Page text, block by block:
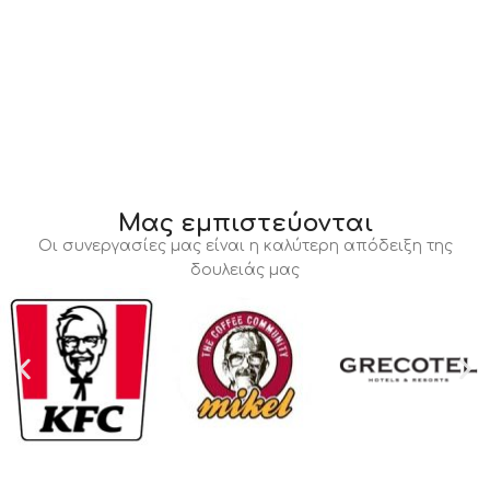
Μας εμπιστεύονται
Οι συνεργασίες μας είναι η καλύτερη απόδειξη της
δουλειάς μας